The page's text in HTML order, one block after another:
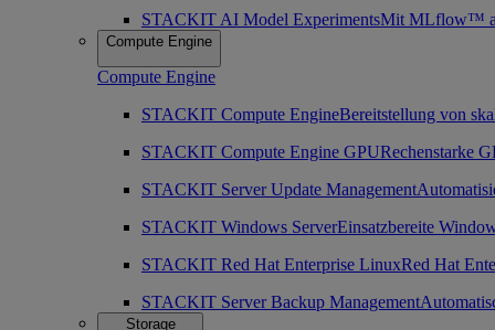
STACKIT AI Model ExperimentsMit MLflow™
Compute Engine
Compute Engine
STACKIT Compute EngineBereitstellung von
STACKIT Compute Engine GPURechenstarke
STACKIT Server Update Management
STACKIT Windows ServerEinsatzbereite
STACKIT Red Hat Enterprise LinuxRed Hat
STACKIT Server Backup Management
Storage